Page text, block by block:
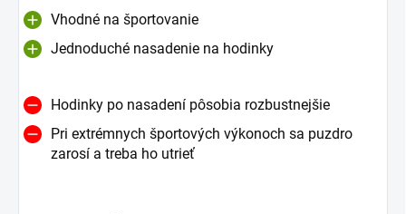
Vhodné na športovanie
Jednoduché nasadenie na hodinky
Hodinky po nasadení pôsobia rozbustnejšie
Pri extrémnych športových výkonoch sa puzdro
zarosí a treba ho utrieť